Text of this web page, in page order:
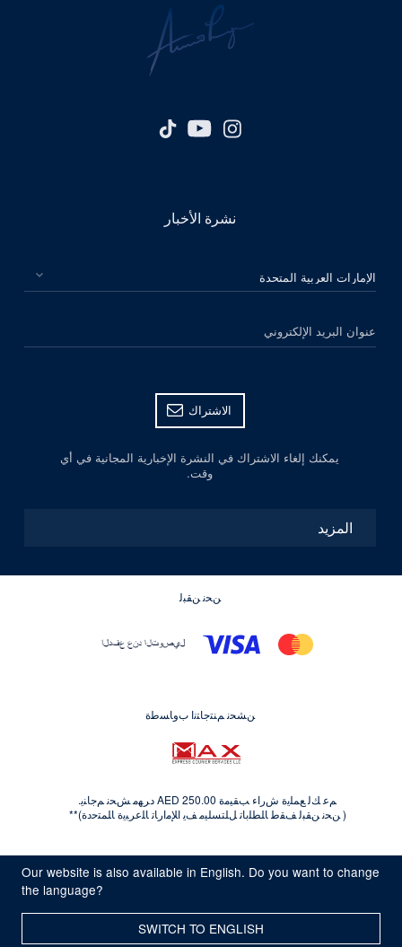
نشرة الأخبار
الرجاء اختيار بلدك
عنوان البريد الإلكتروني
الاشتراك
يمكنك إلغاء الاشتراك في النشرة الإخبارية المجانية في أي
وقت.
المزيد
ﻦﺤﻧ ﻦﻘﺒﻟ
ﻦﺸﺤﻧ ﻢﻨﺘﺟﺎﺘﻧﺍ ﺏﻭﺎﺴﻃﺓ
ﻢﻋ ﻚﻟ ﻊﻤﻠﻳﺓ ﺵﺭﺍﺀ ﺐﻘﻴﻣﺓ AED 250.00 ﺩﺮﻬﻣ ﺶﺤﻧ ﻢﺟﺎﻨﻳ.
( ﻦﺤﻧ ﻦﻘﺒﻟ ﻒﻘﻃ ﺎﻠﻄﻠﺑﺎﺗ ﻞﻠﺘﺴﻠﻴﻣ ﻒﻳ ﺍﻺﻣﺍﺭﺎﺗ ﺎﻠﻋﺮﺒﻳﺓ ﺎﻠﻤﺘﺣﺩﺓ)**
© Kryolan 2026
سياسة الخصوصية
Our website is also available in English. Do you want to change
the language?
SWITCH TO ENGLISH